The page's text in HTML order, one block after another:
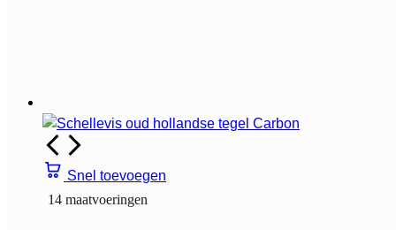
Snel toevoegen
14 maatvoeringen